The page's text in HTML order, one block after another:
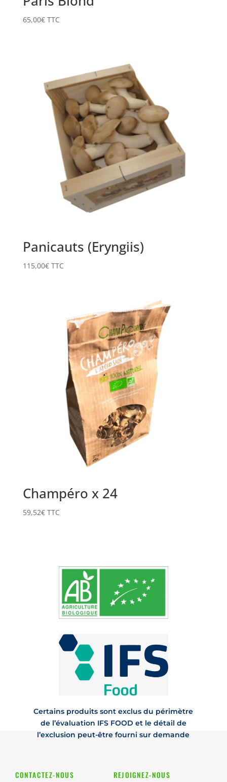
65,00€ TTC
Panicauts (Eryngiis)
115,00€ TTC
Champéro x 24
59,52€ TTC
Certains produits sont exclus du périmètre
de l’évaluation IFS FOOD et le détail de
l’exclusion peut-être fourni sur demande
CONTACTEZ-NOUS REJOIGNEZ-NOUS